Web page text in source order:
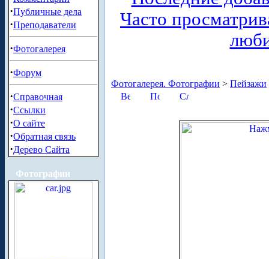
·Публичные дела
·Преподаватели
·Фотогалерея
·Форум
·Справочная
·Ссылки
·О сайте
·Обратная связь
·Дерево Сайта
Фотографии
Часто
Фотогалерея. Фотографии > Пейзажи